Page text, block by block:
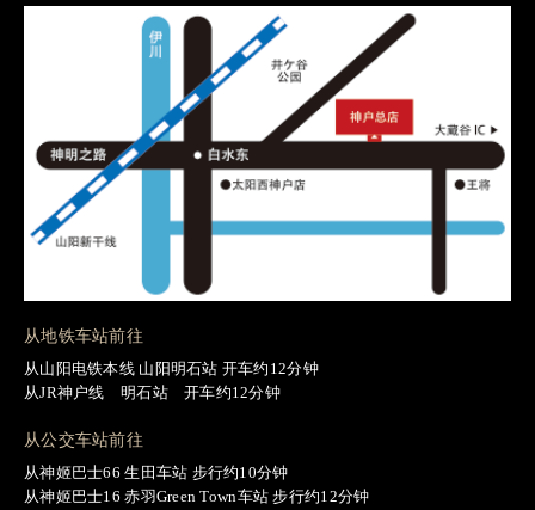
从地铁车站前往
从山阳电铁本线 山阳明石站 开车约12分钟
从JR神户线 明石站 开车约12分钟
从公交车站前往
从神姬巴士66 生田车站 步行约10分钟
从神姬巴士16 赤羽Green Town车站 步行约12分钟